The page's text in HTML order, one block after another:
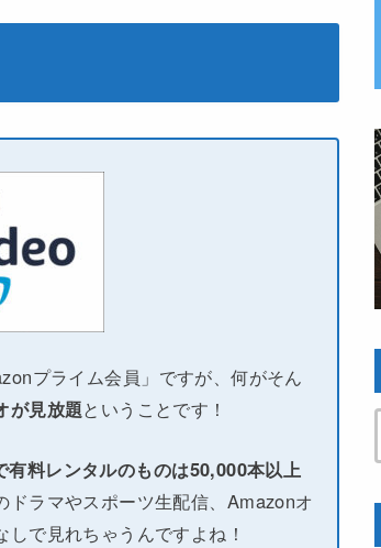
プライム会員」ですが、何がそん
が見放題ということです！
料レンタルのものは50,000本以上
ラマやスポーツ生配信、Amazonオ
で見れちゃうんですよね！